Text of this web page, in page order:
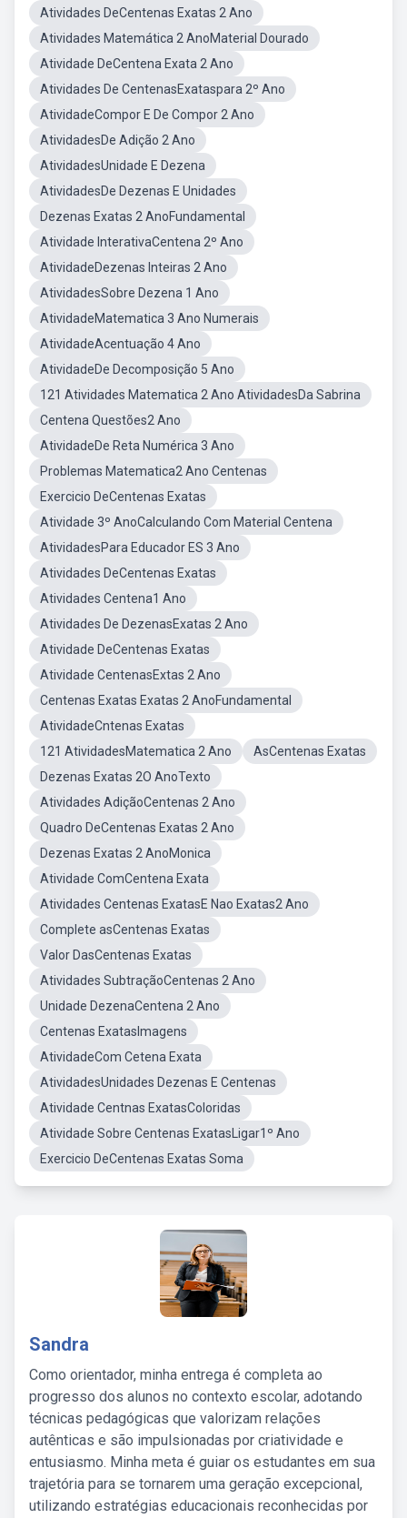
Atividades DeCentenas Exatas 2 Ano
Atividades Matemática 2 AnoMaterial Dourado
Atividade DeCentena Exata 2 Ano
Atividades De CentenasExataspara 2º Ano
AtividadeCompor E De Compor 2 Ano
AtividadesDe Adição 2 Ano
AtividadesUnidade E Dezena
AtividadesDe Dezenas E Unidades
Dezenas Exatas 2 AnoFundamental
Atividade InterativaCentena 2º Ano
AtividadeDezenas Inteiras 2 Ano
AtividadesSobre Dezena 1 Ano
AtividadeMatematica 3 Ano Numerais
AtividadeAcentuação 4 Ano
AtividadeDe Decomposição 5 Ano
121 Atividades Matematica 2 Ano AtividadesDa Sabrina
Centena Questões2 Ano
AtividadeDe Reta Numérica 3 Ano
Problemas Matematica2 Ano Centenas
Exercicio DeCentenas Exatas
Atividade 3º AnoCalculando Com Material Centena
AtividadesPara Educador ES 3 Ano
Atividades DeCentenas Exatas
Atividades Centena1 Ano
Atividades De DezenasExatas 2 Ano
Atividade DeCentenas Exatas
Atividade CentenasExtas 2 Ano
Centenas Exatas Exatas 2 AnoFundamental
AtividadeCntenas Exatas
121 AtividadesMatematica 2 Ano
AsCentenas Exatas
Dezenas Exatas 2O AnoTexto
Atividades AdiçãoCentenas 2 Ano
Quadro DeCentenas Exatas 2 Ano
Dezenas Exatas 2 AnoMonica
Atividade ComCentena Exata
Atividades Centenas ExatasE Nao Exatas2 Ano
Complete asCentenas Exatas
Valor DasCentenas Exatas
Atividades SubtraçãoCentenas 2 Ano
Unidade DezenaCentena 2 Ano
Centenas ExatasImagens
AtividadeCom Cetena Exata
AtividadesUnidades Dezenas E Centenas
Atividade Centnas ExatasColoridas
Atividade Sobre Centenas ExatasLigar1º Ano
Exercicio DeCentenas Exatas Soma
Sandra
Como orientador, minha entrega é completa ao
progresso dos alunos no contexto escolar, adotando
técnicas pedagógicas que valorizam relações
autênticas e são impulsionadas por criatividade e
entusiasmo. Minha meta é guiar os estudantes em sua
trajetória para se tornarem uma geração excepcional,
utilizando estratégias educacionais reconhecidas por